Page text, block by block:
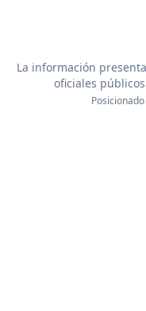
La información
oficiales